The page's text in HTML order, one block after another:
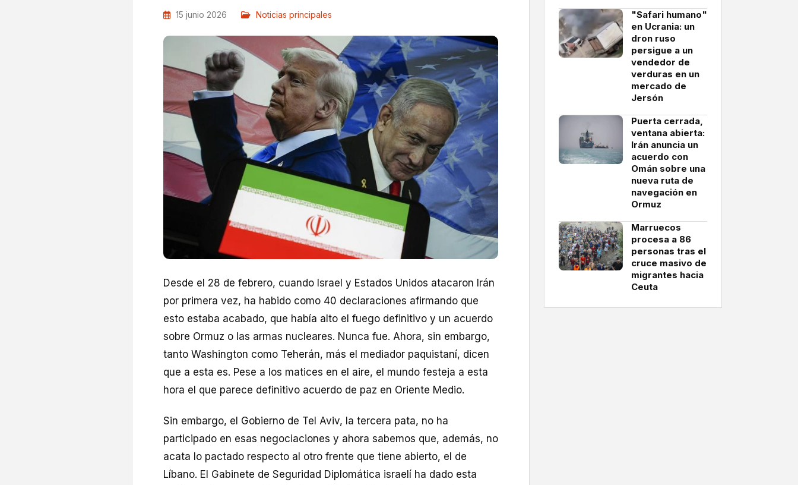
15 junio 2026 Noticias principales
Desde el 28 de febrero, cuando Israel y Estados Unidos atacaron Irán
por primera vez, ha habido como 40 declaraciones afirmando que
esto estaba acabado, que había alto el fuego definitivo y un acuerdo
sobre Ormuz o las armas nucleares. Nunca fue. Ahora, sin embargo,
tanto Washington como Teherán, más el mediador paquistaní, dicen
que a esta es. Pese a los matices en el aire, el mundo festeja a esta
hora el que parece definitivo acuerdo de paz en Oriente Medio.
Sin embargo, el Gobierno de Tel Aviv, la tercera pata, no ha
participado en esas negociaciones y ahora sabemos que, además, no
acata lo pactado respecto al otro frente que tiene abierto, el de
Líbano. El Gabinete de Seguridad Diplomática israelí ha dado esta
"Safari humano"
en Ucrania: un
dron ruso
persigue a un
vendedor de
verduras en un
mercado de
Jersón
Puerta cerrada,
ventana abierta:
Irán anuncia un
acuerdo con
Omán sobre una
nueva ruta de
navegación en
Ormuz
Marruecos
procesa a 86
personas tras el
cruce masivo de
migrantes hacia
Ceuta